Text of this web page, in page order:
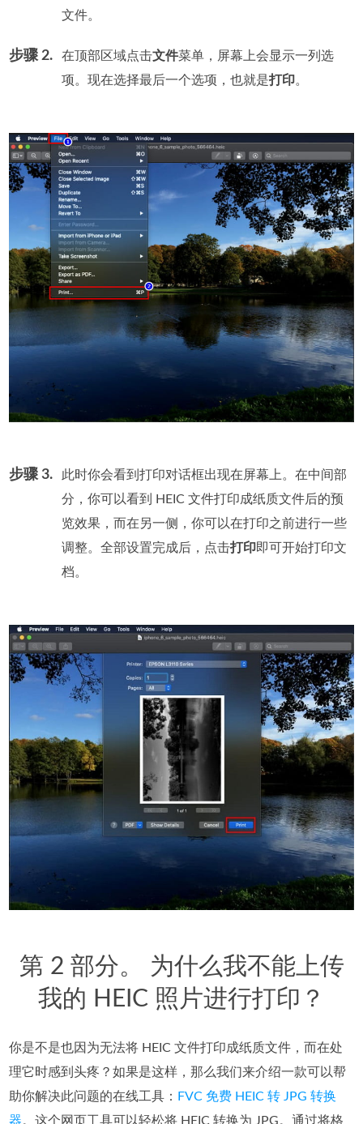
文件。
步骤 2. 在顶部区域点击文件菜单，屏幕上会显示一列选
项。现在选择最后一个选项，也就是打印。
步骤 3.
此时你会看到打印对话框出现在屏幕上。在中间部
分，你可以看到 HEIC 文件打印成纸质文件后的预
览效果，而在另一侧，你可以在打印之前进行一些
调整。全部设置完成后，点击打印即可开始打印文
档。
第 2 部分。 为什么我不能上传
我的 HEIC 照片进行打印？
你是不是也因为无法将 HEIC 文件打印成纸质文件，而在处
理它时感到头疼？如果是这样，那么我们来介绍一款可以帮
助你解决此问题的在线工具：
FVC 免费 HEIC 转 JPG 转换
器。这个网页工具可以轻松将 HEIC 转换为 JPG。通过将格